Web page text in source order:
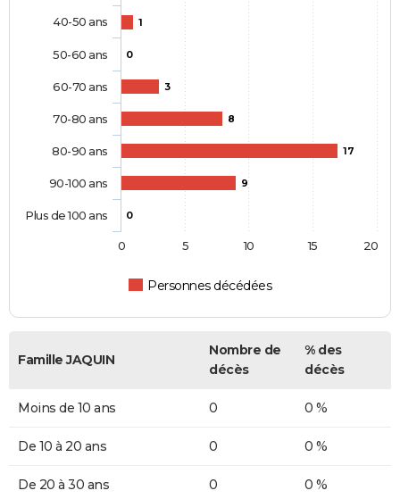
1
0
3
8
17
9
0
Personnes décédées
40-50 ans
50-60 ans
60-70 ans
70-80 ans
80-90 ans
90-100 ans
Plus de 100 ans
0 5 10 15 20
Famille JAQUIN
Nombre de
décès
% des
décès
Moins de 10 ans 0 0 %
De 10 à 20 ans 0 0 %
De 20 à 30 ans 0 0 %